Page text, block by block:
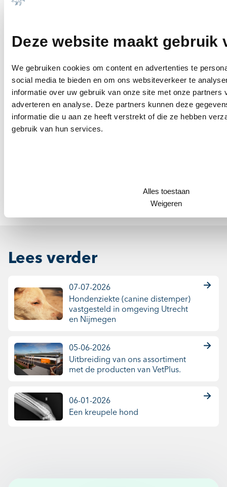
Deze website maakt gebruik
We gebruiken cookies om content en advertenties te
social media te bieden en om ons websiteverkeer te
informatie over uw gebruik van onze site met onze partners
adverteren en analyse. Deze partners kunnen deze
informatie die u aan ze heeft verstrekt of die ze hebben
gebruik van hun services.
Alles toestaan
Weigeren
voorkomen dat niet alle verpakkingsgrootten in de
handel worden gebracht.
Lees verder
07-07-2026
Hondenziekte (canine distemper)
vastgesteld in omgeving Utrecht
en Nijmegen
05-06-2026
Uitbreiding van ons assortiment
met de producten van VetPlus.
06-01-2026
Een kreupele hond